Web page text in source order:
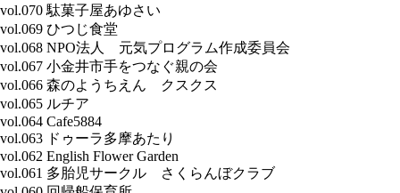
vol.070 駄菓子屋あゆさい
vol.069 ひつじ食堂
vol.068 NPO法人 元気プログラム作成委員会
vol.067 小金井市手をつなぐ親の会
vol.066 森のようちえん クスクス
vol.065 ルチア
vol.064 Cafe5884
vol.063 ドゥーラ多摩あたり
vol.062 English Flower Garden
vol.061 多胎児サークル さくらんぼクラブ